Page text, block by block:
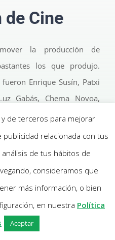
de Cine
la producción de
los que produjo.
Enrique Susín, Patxi
Gabás, Chema Novoa,
Fernando Usón, etc.
SEFILMA es notable, las
o te pisan (Susín),Zumbido
(Fandos-Pallarés-Novoa-
(Estella). El vídeo
de DamayUn día en la vida
NadayFarsantes
de terceros para mejorar
relacionada con tus
de tus hábitos de
consideramos que
más información, o bien
en nuestra Política
Aceptar